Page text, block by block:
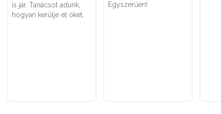
is jár. Tanácsot adunk,
hogyan kerülje el őket.
Egyszerűen!